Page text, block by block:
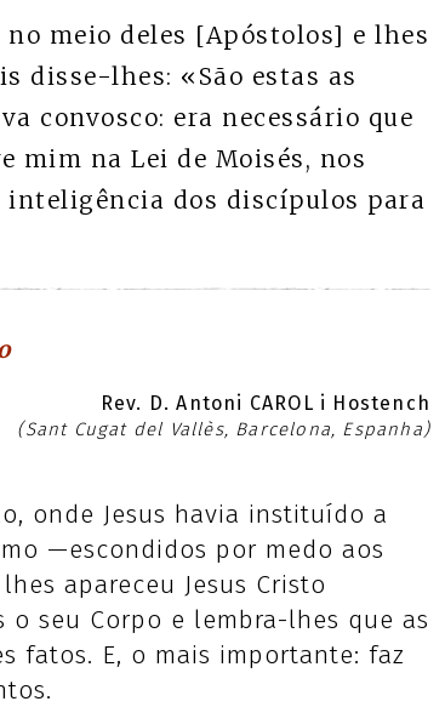
no meio deles [Apóstolos] e lhes
disse-lhes: «São estas as
convosco: era necessário que
mim na Lei de Moisés, nos
inteligência dos discípulos para
Rev. D. Antoni CAROL i Hostench
(Sant Cugat del Vallès, Barcelona, Espanha)
onde Jesus havia instituído a
—escondidos por medo aos
apareceu Jesus Cristo
o seu Corpo e lembra-lhes que as
fatos. E, o mais importante: faz